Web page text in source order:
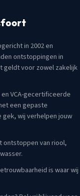
in 2002 en
ontstoppingen in
geldt voor zowel zakelijk
VCA-gecertificeerde
een gepaste
gek, wij verhelpen jouw
ontstoppen van riool,
is waar wij